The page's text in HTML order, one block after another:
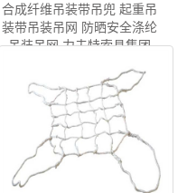
合成纤维吊装带吊兜 起重吊
装带吊装吊网 防晒安全涤纶
吊装吊网 力夫特索具集团